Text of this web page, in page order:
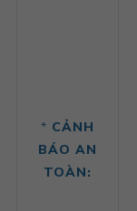
* CẢNH
BÁO AN
TOÀN: